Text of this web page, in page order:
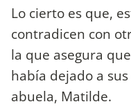
Lo cierto es que,
contradicen con
la que asegura que
había dejado a
abuela, Matilde.